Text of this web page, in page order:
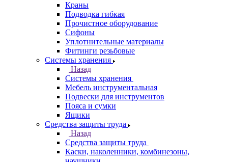
Краны
Подводка гибкая
Прочистное оборудование
Сифоны
Уплотнительные материалы
Фитинги резьбовые
Системы хранения
Назад
Системы хранения
Мебель инструментальная
Подвески для инструментов
Пояса и сумки
Ящики
Средства защиты труда
Назад
Средства защиты труда
Каски, наколенники, комбинезоны,